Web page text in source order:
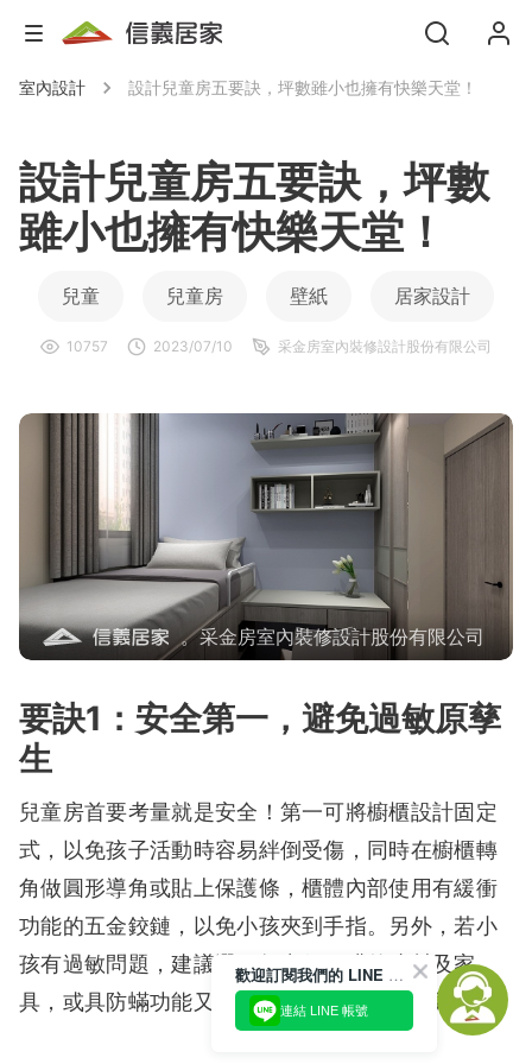
室內設計 設計兒童房五要訣，坪數雖小也擁有快樂天堂！
設計兒童房五要訣，坪數
雖小也擁有快樂天堂！
兒童 兒童房 壁紙 居家設計
10757 2023/07/10 采金房室內裝修設計股份有限公司
。采金房室內裝修設計股份有限公司
要訣1：安全第一，避免過敏原孳
生
兒童房首要考量就是安全！第一可將櫥櫃設計固定
式，以免孩子活動時容易絆倒受傷，同時在櫥櫃轉
角做圓形導角或貼上保護條，櫃體內部使用有緩衝
功能的五金鉸鏈，以免小孩夾到手指。另外，若小
孩有過敏問題，建議選用無毒低甲醛的建材及家
具，或具防蟎功能又容易清洗的窗簾及寢具為佳。
歡迎訂閱我們的 LINE 官方帳號
連結 LINE 帳號